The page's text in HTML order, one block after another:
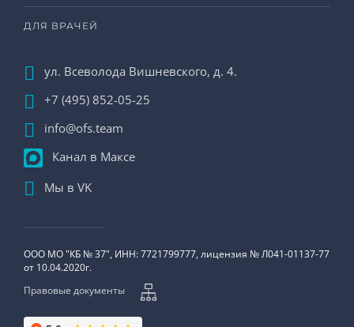
ДЛЯ ВРАЧЕЙ
ул. Всеволода Вишневского, д. 4.
+7 (495) 852-05-25
info@ofs.team
Канал в Максе
Мы в VK
ООО МО "КБ № 37", ИНН: 7721799777, лицензия № Л041-01137-77
от 10.04.2020г.
Правовые документы